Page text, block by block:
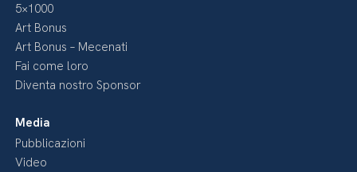
5×1000
Art Bonus
Art Bonus – Mecenati
Fai come loro
Diventa nostro Sponsor
Media
Pubblicazioni
Video